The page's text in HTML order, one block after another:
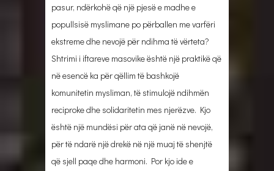
pasur, ndërkohë që një pjesë e madhe e
popullsisë myslimane po përballen me varfëri
ekstreme dhe nevojë për ndihma të vërteta?
Shtrimi i iftareve masovike është një praktikë që
në esencë ka për qëllim të bashkojë
komunitetin mysliman, të stimulojë ndihmën
reciproke dhe solidaritetin mes njerëzve. Kjo
është një mundësi për ata që janë në nevojë,
për të ndarë një drekë në një muaj të shenjtë
që sjell paqe dhe harmoni. Por kjo ide e